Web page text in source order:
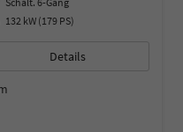
132 kW (179 PS)
Details